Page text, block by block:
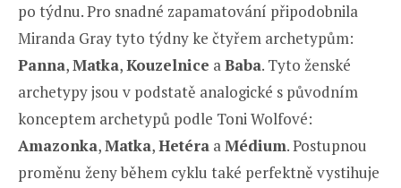
po týdnu. Pro snadné zapamatování připodobnila
Miranda Gray tyto týdny ke čtyřem archetypům:
Panna,Matka,Kouzelnice aBaba. Tyto ženské
archetypy jsou v podstatě analogické s původním
konceptem archetypů podle Toni Wolfové:
Amazonka,Matka,Hetéra aMédium. Postupnou
proměnu ženy během cyklu také perfektně vystihuje